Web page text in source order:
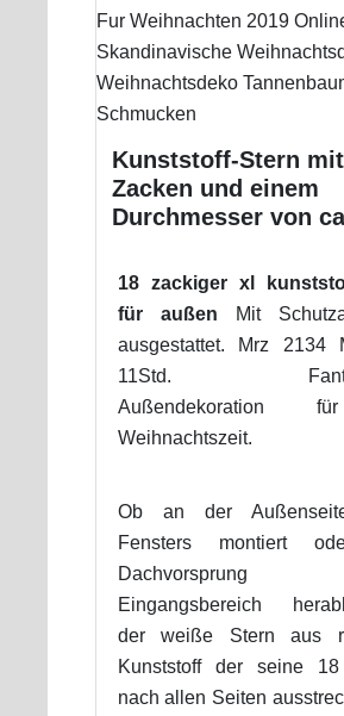
Kunststoff-Stern
Zacken und einem
Durchmesser von
18 zackiger xl
für außen Mit
ausgestattet. Mrz 2134
11Std.
Außendekoration
Weihnachtszeit.
Ob an der
Fensters montiert
Eingangsbereich
der weiße Stern aus
Kunststoff der seine
nach allen Seiten